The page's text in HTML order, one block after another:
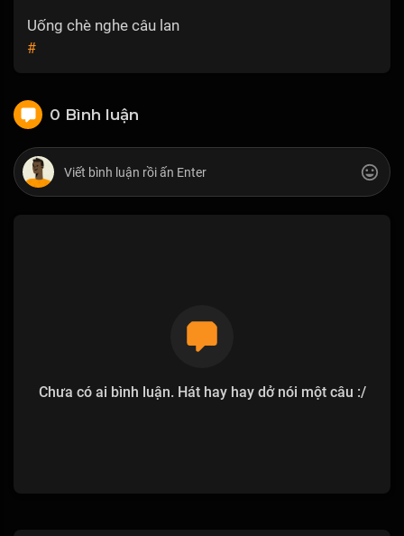
Uống chè nghe câu lan
#
0 Bình luận
Chưa có ai bình luận. Hát hay hay dở nói một câu :/